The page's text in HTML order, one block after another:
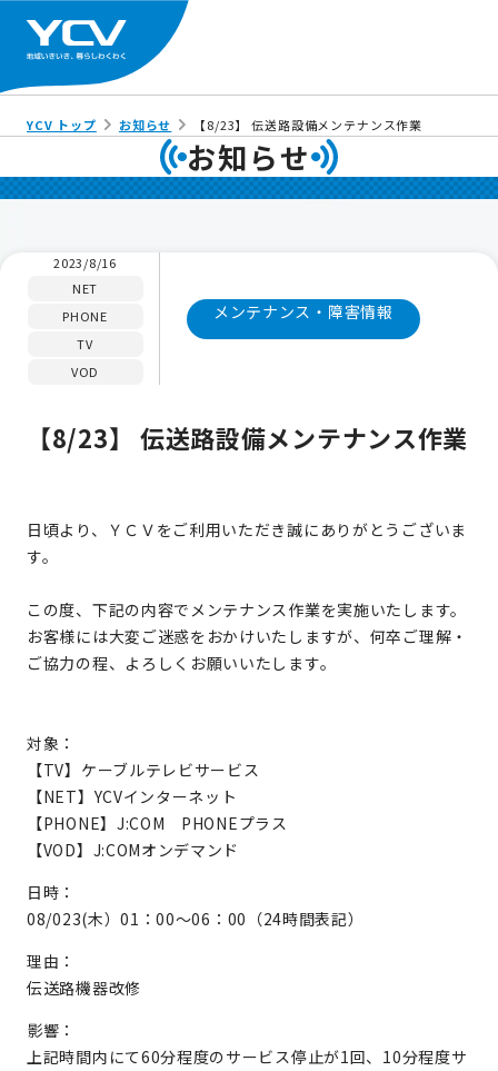
YCV トップ お知らせ 【8/23】 伝送路設備メンテナンス作業
お知らせ
2023/8/16
NET
PHONE
TV
VOD
メンテナンス・障害情報
【8/23】 伝送路設備メンテナンス作業
日頃より、ＹＣＶをご利用いただき誠にありがとうございま
す。
この度、下記の内容でメンテナンス作業を実施いたします。
お客様には大変ご迷惑をおかけいたしますが、何卒ご理解・
ご協力の程、よろしくお願いいたします。
対象：
【TV】ケーブルテレビサービス
【NET】YCVインターネット
【PHONE】J:COM PHONEプラス
【VOD】J:COMオンデマンド
日時：
08/023(木）01：00～06：00（24時間表記）
理由：
伝送路機器改修
影響：
上記時間内にて60分程度のサービス停止が1回、10分程度サ